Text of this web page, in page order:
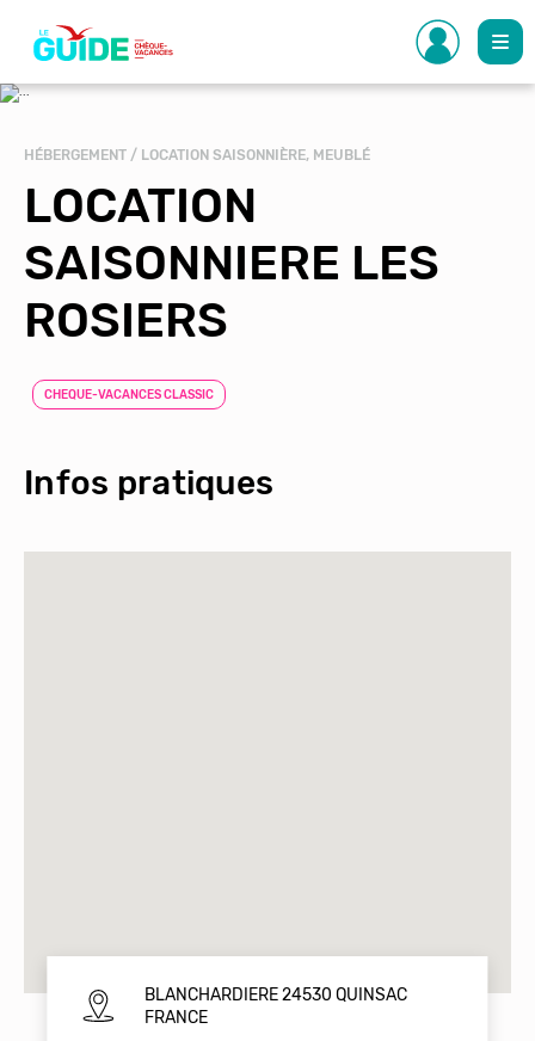
contenu
principal
HÉBERGEMENT / LOCATION SAISONNIÈRE, MEUBLÉ
LOCATION
SAISONNIERE LES
ROSIERS
CHEQUE-VACANCES CLASSIC
Infos pratiques
BLANCHARDIERE 24530 QUINSAC
FRANCE